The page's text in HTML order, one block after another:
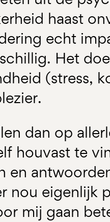
haast
echt
Het
(stress,
dan op
houvast te
en
nou eigenlijk
mij gaan